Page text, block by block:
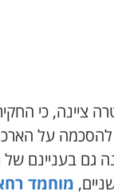
ציינה, כי
להסכמה על
גם בעניינם
מוחמד